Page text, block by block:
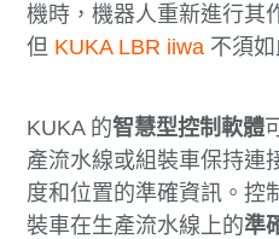
機時，機器人重新進行其
但 KUKA LBR iiwa 不須如
KUKA 的智慧型控制軟體
產流水線或組裝車保持連
度和位置的準確資訊。控
裝車在生產流水線上的準